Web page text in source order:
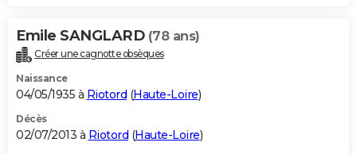
Emile SANGLARD (78 ans)
Créer une cagnotte obsèques
Naissance
04/05/1935 à Riotord (Haute-Loire)
Décès
02/07/2013 à Riotord (Haute-Loire)